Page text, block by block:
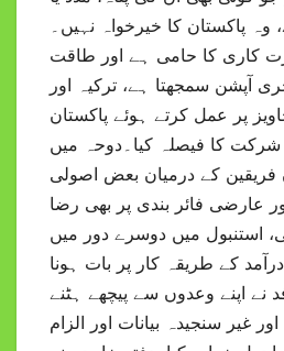
وہ پاکستان کا خیرخواہ نہیں۔
کاری کا حامی ہے اور طاقت
آپشن سمجھتا ہے، ترکیہ اور
پر عمل کرتے ہوئے پاکستان
شرکت کا فیصلہ کیا۔دوحہ میں
فریقین کے درمیان بعض اصولی
عارضی فائر بندی پر بھی رضا
استنبول میں دوسرے دور میں
کے طریقہ کار پر بات ہونا
نے اپنے وعدوں سے پیچھے ہٹنے
غیر سنجیدہ بیانات اور الزام